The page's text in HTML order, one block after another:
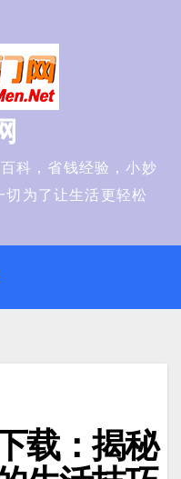
科，省钱经验，小妙
为了让生活更轻松
载：揭秘